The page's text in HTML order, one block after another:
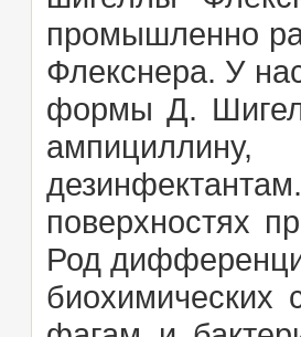
промышленно
Флекснера. У
формы Д.
ампициллину,
поверхностях
Род
биохимических